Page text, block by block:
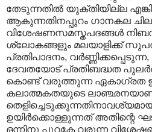
തേടുന്നതിൽ യുക്തിയില്ല
ആകുന്നതിനപ്പുറം ഗാനകല ചില
വിശേഷണസമസ്തപദങ്ങൾ
ശ്ലോകങ്ങളും മലയാളിക്ക്
പ്രതിപാദനം,
ദേവതയോട് പ്രതിബദ്ധത
കൊണ്ട് വരുത്തുന്ന ഏകാഗ്രത
കലാത്മകതയുടെ
ഉയിർക്കൊള്ളുന്നത് അതിന്റെ
ഒന്നിനു പുറകേ വരുന്ന